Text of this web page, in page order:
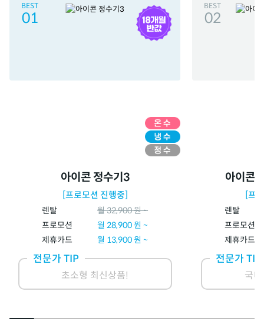
BEST
01
아이콘 정수기3
[프로모션 진행중]
렌탈 월32,900원 ~
프로모션
월28,900원 ~
제휴카드
월 13,900 원 ~
전문가 TIP
초소형 최신상품!
BEST
02
아이콘
[프
렌탈
프로모션
제휴카드
전문가 TIP
국